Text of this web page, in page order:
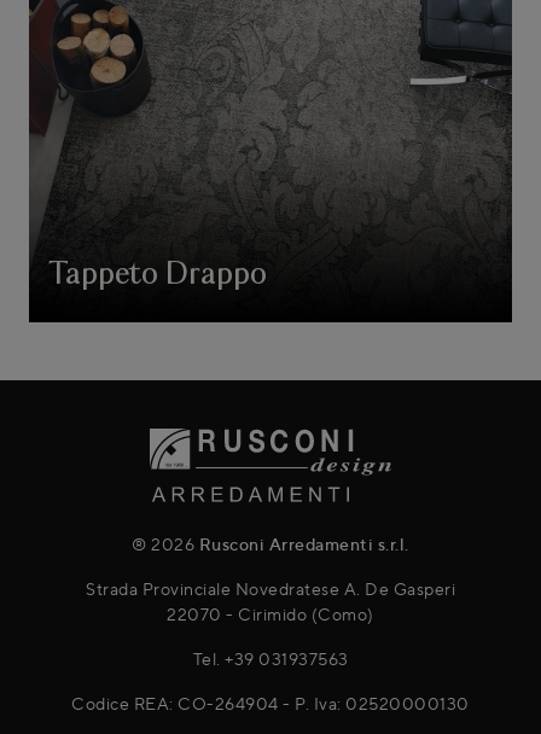
Tappeto Drappo
® 2026 Rusconi Arredamenti s.r.l.
Strada Provinciale Novedratese A. De Gasperi
22070 - Cirimido (Como)
Tel. +39 031937563
Codice REA: CO-264904 - P. Iva: 02520000130